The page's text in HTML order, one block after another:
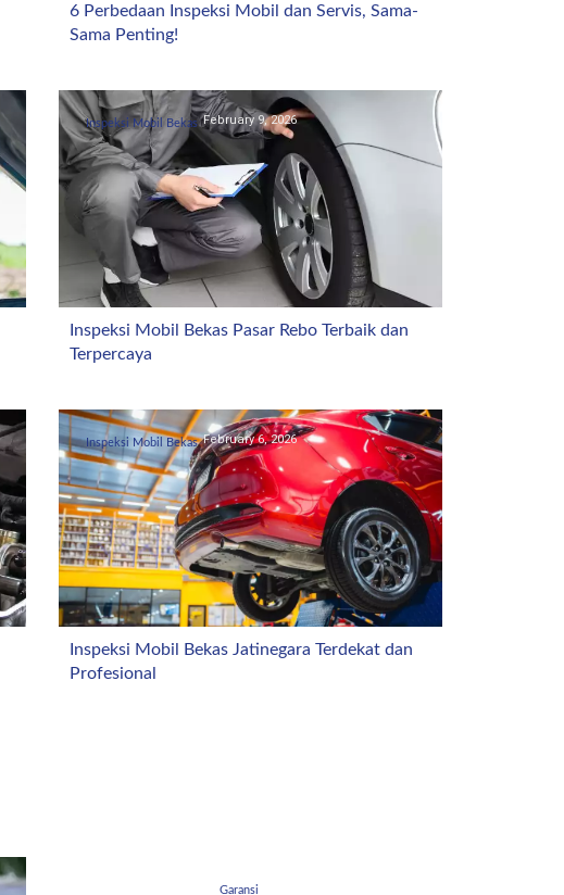
6 Perbedaan Inspeksi Mobil dan Servis, Sama-
Sama Penting!
Inspeksi Mobil Bekas February 9, 2026
Inspeksi Mobil Bekas Pasar Rebo Terbaik dan
Terpercaya
Inspeksi Mobil Bekas February 6, 2026
Inspeksi Mobil Bekas Jatinegara Terdekat dan
Profesional
Garansi